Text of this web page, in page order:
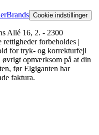
Brands Cookie indstillinger
Allé 16, 2. - 2300
forbeholdes |
for tryk- og korrekturfejl
opmærksom på at din
før Elgiganten har
faktura.